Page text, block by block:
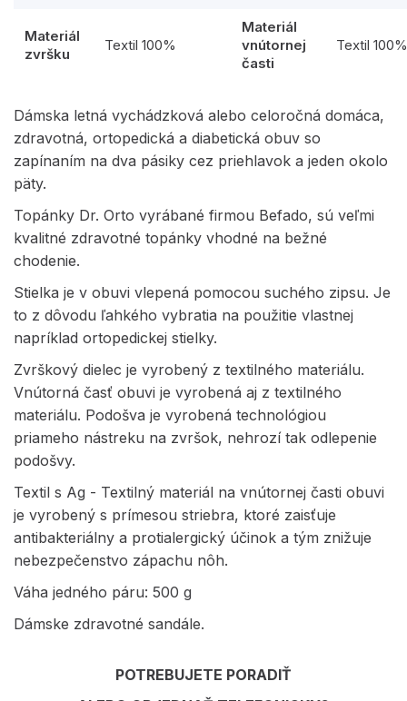
Materiál
zvršku
Textil 100%
Materiál
vnútornej
časti
Textil 100%
Dámska letná vychádzková alebo celoročná domáca,
zdravotná, ortopedická a diabetická obuv so
zapínaním na dva pásiky cez priehlavok a jeden okolo
päty.
Topánky Dr. Orto vyrábané firmou Befado, sú veľmi
kvalitné zdravotné topánky vhodné na bežné
chodenie.
Stielka je v obuvi vlepená pomocou suchého zipsu. Je
to z dôvodu ľahkého vybratia na použitie vlastnej
napríklad ortopedickej stielky.
Zvrškový dielec je vyrobený z textilného materiálu.
Vnútorná časť obuvi je vyrobená aj z textilného
materiálu. Podošva je vyrobená technológiou
priameho nástreku na zvršok, nehrozí tak odlepenie
podošvy.
Textil s Ag - Textilný materiál na vnútornej časti obuvi
je vyrobený s prímesou striebra, ktoré zaisťuje
antibakteriálny a protialergický účinok a tým znižuje
nebezpečenstvo zápachu nôh.
Váha jedného páru: 500 g
Dámske zdravotné sandále.
POTREBUJETE PORADIŤ